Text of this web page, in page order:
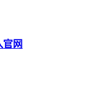
官网